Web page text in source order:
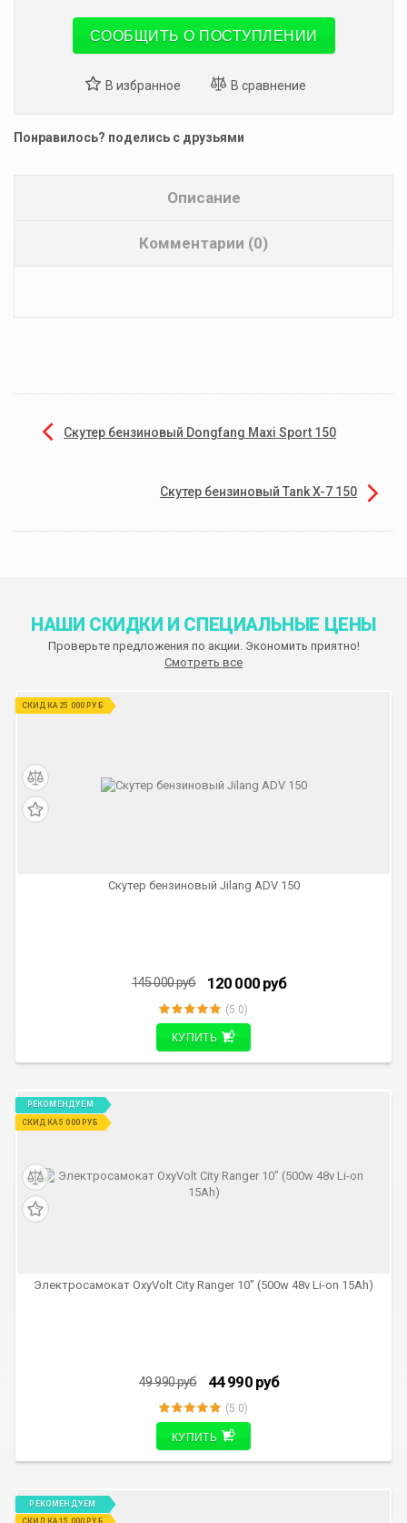
СООБЩИТЬ О ПОСТУПЛЕНИИ
Понравилось? поделись с друзьями
Описание
Комментарии (0)
Скутер бензиновый Dongfang Maxi Sport 150
Скутер бензиновый Tank X-7 150
НАШИ СКИДКИ И СПЕЦИАЛЬНЫЕ ЦЕНЫ
Проверьте предложения по акции. Экономить приятно!
Смотреть все
Скутер бензиновый Jilang ADV 150
145 000руб 120 000 руб
(5.0)
КУПИТЬ
РЕКОМЕНДУЕМ
СКИДКА 5 000 РУБ
Электросамокат OxyVolt City Ranger 10" (500w 48v Li-on 15Ah)
49 990руб 44 990 руб
(5.0)
КУПИТЬ